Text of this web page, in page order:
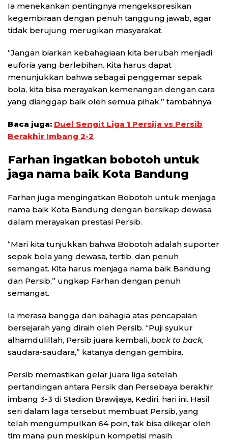
Ia menekankan pentingnya mengekspresikan
kegembiraan dengan penuh tanggung jawab, agar
tidak berujung merugikan masyarakat.
“Jangan biarkan kebahagiaan kita berubah menjadi
euforia yang berlebihan. Kita harus dapat
menunjukkan bahwa sebagai penggemar sepak
bola, kita bisa merayakan kemenangan dengan cara
yang dianggap baik oleh semua pihak,” tambahnya.
Baca juga: Duel Sengit Liga 1 Persija vs Persib
Berakhir Imbang 2-2
Farhan ingatkan bobotoh untuk
jaga nama baik Kota Bandung
Farhan juga mengingatkan Bobotoh untuk menjaga
nama baik Kota Bandung dengan bersikap dewasa
dalam merayakan prestasi Persib.
“Mari kita tunjukkan bahwa Bobotoh adalah suporter
sepak bola yang dewasa, tertib, dan penuh
semangat. Kita harus menjaga nama baik Bandung
dan Persib,” ungkap Farhan dengan penuh
semangat.
Ia merasa bangga dan bahagia atas pencapaian
bersejarah yang diraih oleh Persib. “Puji syukur
alhamdulillah, Persib juara kembali, back to back,
saudara-saudara,” katanya dengan gembira.
Persib memastikan gelar juara liga setelah
pertandingan antara Persik dan Persebaya berakhir
imbang 3-3 di Stadion Brawijaya, Kediri, hari ini. Hasil
seri dalam laga tersebut membuat Persib, yang
telah mengumpulkan 64 poin, tak bisa dikejar oleh
tim mana pun meskipun kompetisi masih